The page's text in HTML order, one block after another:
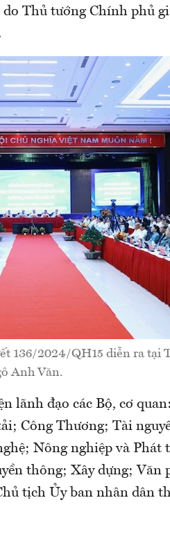
Thủ tướng Chính phủ
136/2024/QH15 diễn ra tại
Anh Văn.
lãnh đạo các Bộ, cơ
Công Thương; Tài
Nông nghiệp và Phát
thông; Xây dựng; Văn
tịch Ủy ban nhân dân